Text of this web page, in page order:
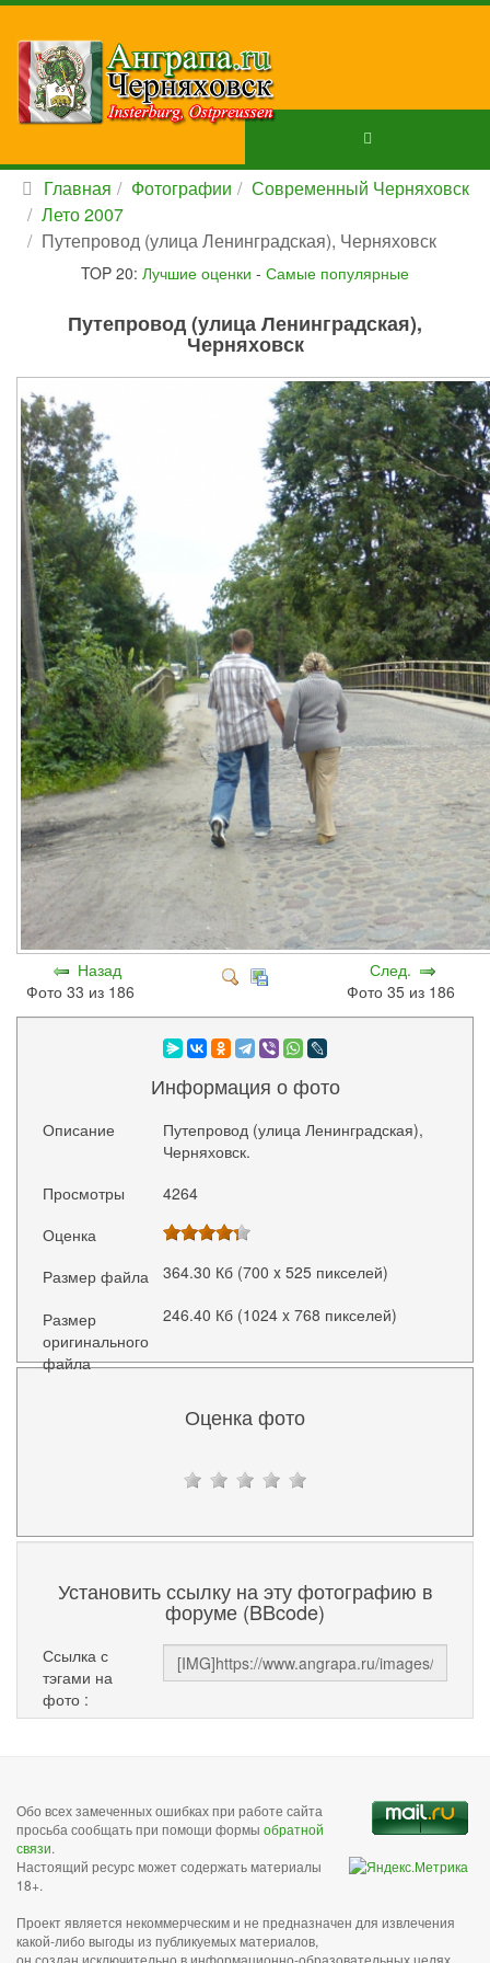
Главная Фотографии
Современный Черняховск
Лето 2007
Путепровод (улица Ленинградская), Черняховск
TOP 20: Лучшие оценки - Самые популярные
Путепровод (улица Ленинградская),
Черняховск
Назад
Фото 33 из 186
След.
Фото 35 из 186
Информация о фото
Описание
Путепровод (улица Ленинградская),
Черняховск.
Просмотры
4264
Оценка
Размер файла
364.30 Кб (700 x 525 пикселей)
Размер
оригинального
файла
246.40 Кб (1024 x 768 пикселей)
Оценка фото
Установить ссылку на эту фотографию в
форуме (BBcode)
Ссылка с
тэгами на
фото :
Обо всех замеченных ошибках при работе сайта
просьба сообщать при помощи формы обратной
связи.
Настоящий ресурс может содержать материалы
18+.
Проект является некоммерческим и не предназначен для извлечения
какой-либо выгоды из публикуемых материалов,